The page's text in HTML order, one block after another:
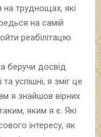
труднощах, які
на самій
реабілітацію
беручи досвід
успішні, я зміг це
я знайшов вірних
яким я є. Які
інтересу, як